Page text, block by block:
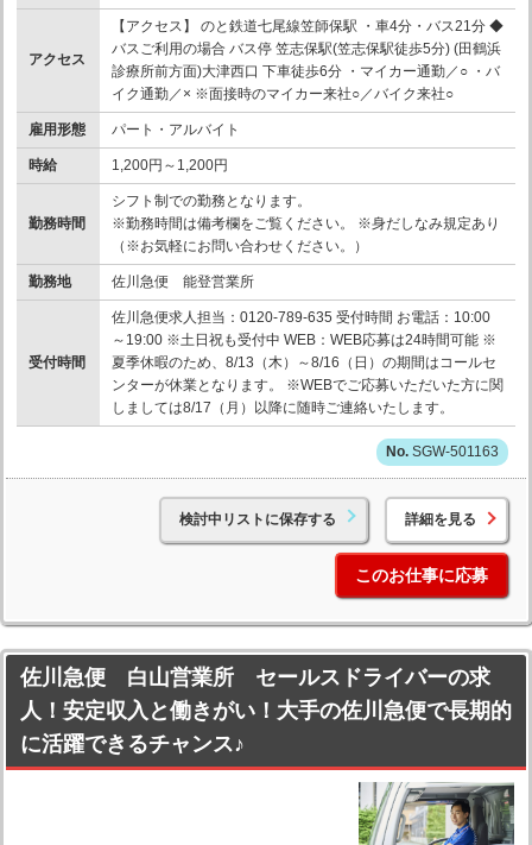
アクセス
【アクセス】 のと鉄道七尾線笠師保駅 ・車4分・バス21分 ◆
バスご利用の場合 バス停 笠志保駅(笠志保駅徒歩5分) (田鶴浜
診療所前方面)大津西口 下車徒歩6分 ・マイカー通勤／○ ・バ
イク通勤／× ※面接時のマイカー来社○／バイク来社○
雇用形態 パート・アルバイト
時給 1,200円～1,200円
勤務時間
シフト制での勤務となります。
※勤務時間は備考欄をご覧ください。 ※身だしなみ規定あり
（※お気軽にお問い合わせください。）
勤務地 佐川急便 能登営業所
受付時間
佐川急便求人担当：0120-789-635 受付時間 お電話：10:00
～19:00 ※土日祝も受付中 WEB：WEB応募は24時間可能 ※
夏季休暇のため、8/13（木）～8/16（日）の期間はコールセ
ンターが休業となります。 ※WEBでご応募いただいた方に関
しましては8/17（月）以降に随時ご連絡いたします。
SGW-501163
検討中リストに保存する 詳細を見る
このお仕事に応募
佐川急便 白山営業所 セールスドライバーの求
人！安定収入と働きがい！大手の佐川急便で長期的
に活躍できるチャンス♪